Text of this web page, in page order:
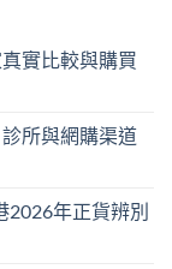
實比較與購買
所與網購渠道
2026年正貨辨別